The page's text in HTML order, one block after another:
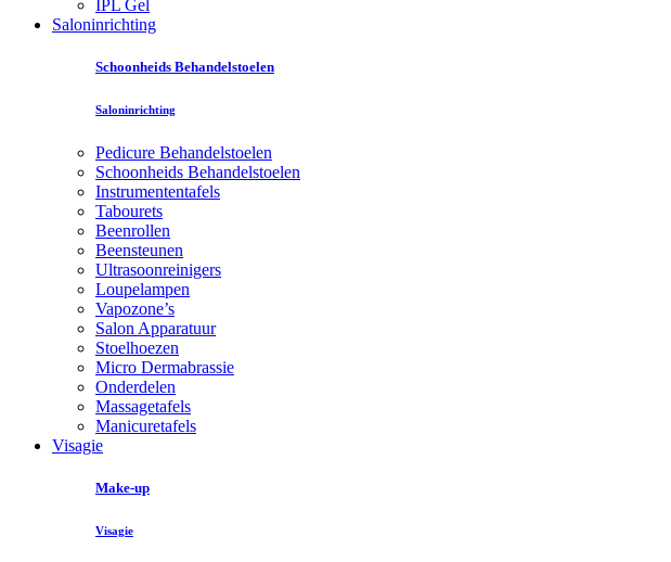
IPL Gel
Saloninrichting
Schoonheids Behandelstoelen
Saloninrichting
Pedicure Behandelstoelen
Schoonheids Behandelstoelen
Instrumententafels
Tabourets
Beenrollen
Beensteunen
Ultrasoonreinigers
Loupelampen
Vapozone’s
Salon Apparatuur
Stoelhoezen
Micro Dermabrassie
Onderdelen
Massagetafels
Manicuretafels
Visagie
Make-up
Visagie